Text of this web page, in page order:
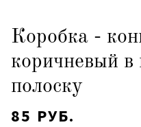
Коробка -
коричневый в
полоску
85 РУБ.